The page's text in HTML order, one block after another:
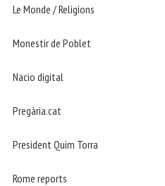
Le Monde / Religions
Monestir de Poblet
Nacio digital
Pregària.cat
President Quim Torra
Rome reports